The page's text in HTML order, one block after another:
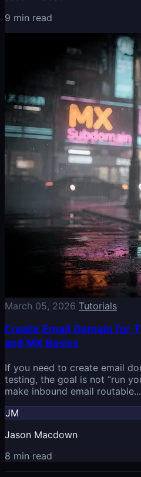
9 min read
March 05, 2026 Tutorials
Create Email Domain for
and MX Basics
If you need to create email
testing, the goal is not “run
make inbound email routable...
JM
Jason Macdown
8 min read